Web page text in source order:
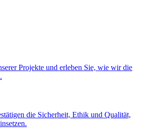
Projekte und erleben Sie, wie wir die
die Sicherheit, Ethik und Qualität,